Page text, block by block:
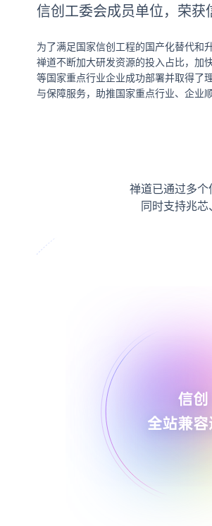
信创工委会成员单位，荣获
为了满足国家信创工程的国产化替代和
禅道不断加大研发资源的投入占比，加
等国家重点行业企业成功部署并取得了
与保障服务，助推国家重点行业、企业
禅道已通过多个
同时支持兆